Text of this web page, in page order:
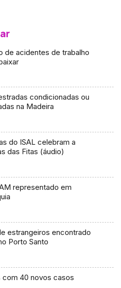
de acidentes de trabalho
condicionadas ou
na Madeira
do ISAL celebram a
das Fitas (áudio)
representado em
estrangeiros encontrado
Porto Santo
com 40 novos casos